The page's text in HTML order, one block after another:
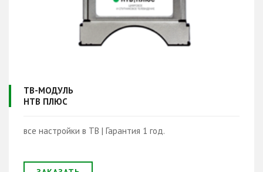
ТВ-МОДУЛЬ
НТВ ПЛЮС
все настройки в ТВ | Гарантия 1 год.